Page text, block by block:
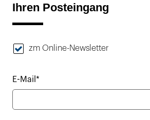
Ihren Posteingang
zm Online-Newsletter
E-Mail*